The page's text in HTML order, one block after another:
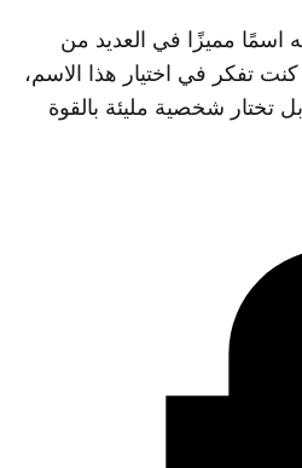
اسمًا مميزًا في العديد من
كنت تفكر في اختيار هذا الاسم،
تختار شخصية مليئة بالقوة